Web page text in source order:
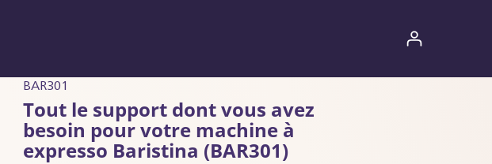
BAR301
Tout le support dont vous avez
besoin pour votre machine à
expresso Baristina (BAR301)